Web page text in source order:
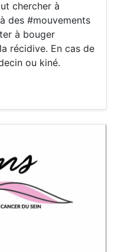
chercher à
des #mouvements
à bouger
récidive. En cas de
ou kiné.